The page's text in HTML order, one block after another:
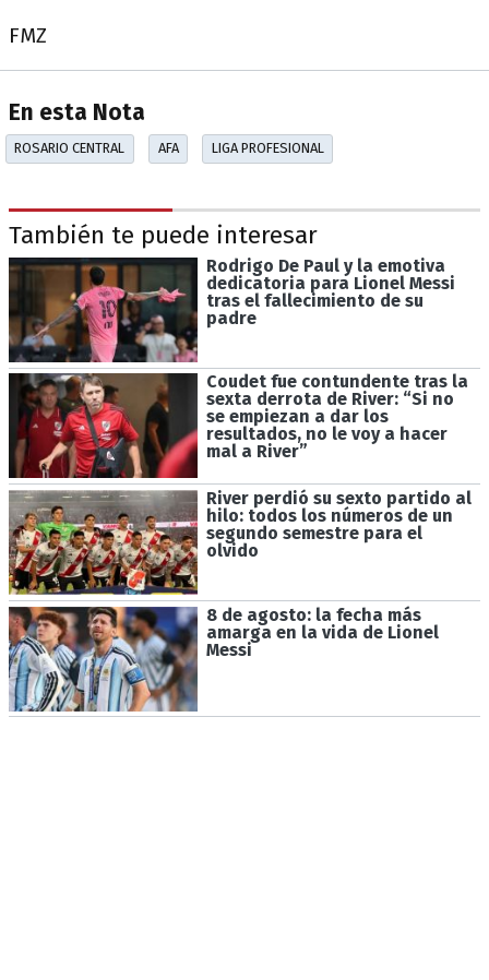
FMZ
En esta Nota
ROSARIO CENTRAL AFA LIGA PROFESIONAL
También te puede interesar
Rodrigo De Paul y la emotiva
dedicatoria para Lionel Messi
tras el fallecimiento de su
padre
Coudet fue contundente tras la
sexta derrota de River: “Si no
se empiezan a dar los
resultados, no le voy a hacer
mal a River”
River perdió su sexto partido al
hilo: todos los números de un
segundo semestre para el
olvido
8 de agosto: la fecha más
amarga en la vida de Lionel
Messi